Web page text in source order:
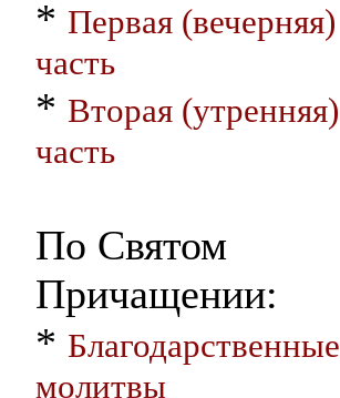
* Первая (вечерняя)
часть
* Вторая (утренняя)
часть
По Святом
Причащении:
* Благодарственные
молитвы